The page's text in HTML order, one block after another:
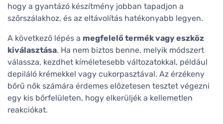
hogy a gyantázó készítmény jobban tapadjon a
szőrszálakhoz, és az eltávolítás hatékonyabb legyen.
A következő lépés a megfelelő termék vagy eszköz
kiválasztása. Ha nem biztos benne, melyik módszert
válassza, kezdhet kíméletesebb változatokkal, például
depiláló krémekkel vagy cukorpasztával. Az érzékeny
bőrű nők számára érdemes előzetesen tesztet végezni
egy kis bőrfelületen, hogy elkerüljék a kellemetlen
reakciókat.